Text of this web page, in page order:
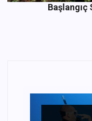
Başlangıç